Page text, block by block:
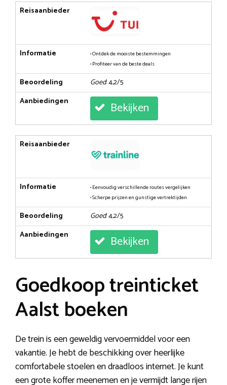
Reisaanbieder
Informatie
• Ontdek de mooiste bestemmingen
• Profiteer van de beste deals
Beoordeling Goed: 4,2/5
Aanbiedingen
Bekijken
Reisaanbieder
Informatie
• Eenvoudig verschillende routes vergelijken
• Scherpe prijzen en gunstige vertrektijden
Beoordeling Goed: 4,2/5
Aanbiedingen
Bekijken
Goedkoop treinticket
Aalst boeken
De trein is een geweldig vervoermiddel voor een
vakantie. Je hebt de beschikking over heerlijke
comfortabele stoelen en draadloos internet. Je kunt
een grote koffer meenemen en je vermijdt lange rijen